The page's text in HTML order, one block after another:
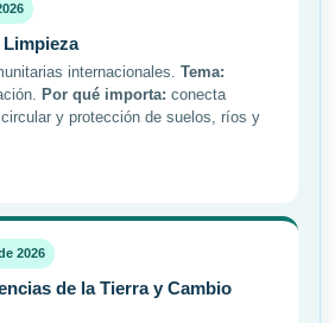
Limpieza
internacionales. Tema:
Por qué importa: conecta
y protección de suelos, ríos y
2026
de la Tierra y Cambio